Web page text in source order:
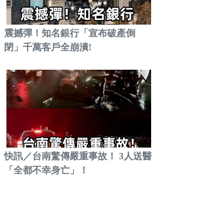
震撼彈！知名銀行「宣布破產倒
閉」千萬客戶全崩潰!
快訊／台南驚傳嚴重事故！ 3人送醫
「全都不幸身亡」！